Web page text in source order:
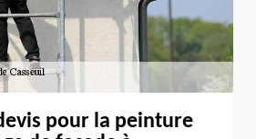
pour la peinture